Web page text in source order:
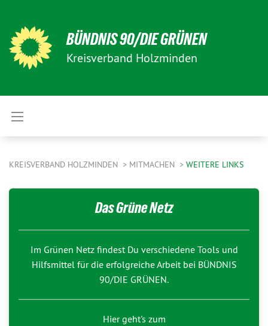
BÜNDNIS 90/DIE GRÜNEN
Kreisverband Holzminden
KREISVERBAND HOLZMINDEN MITMACHEN WEITERE LINKS
Das Grüne Netz
Im Grünen Netz findest Du verschiedene Tools und
Hilfsmittel für die erfolgreiche Arbeit bei BÜNDNIS
90/DIE GRÜNEN.
Hier geht's zum